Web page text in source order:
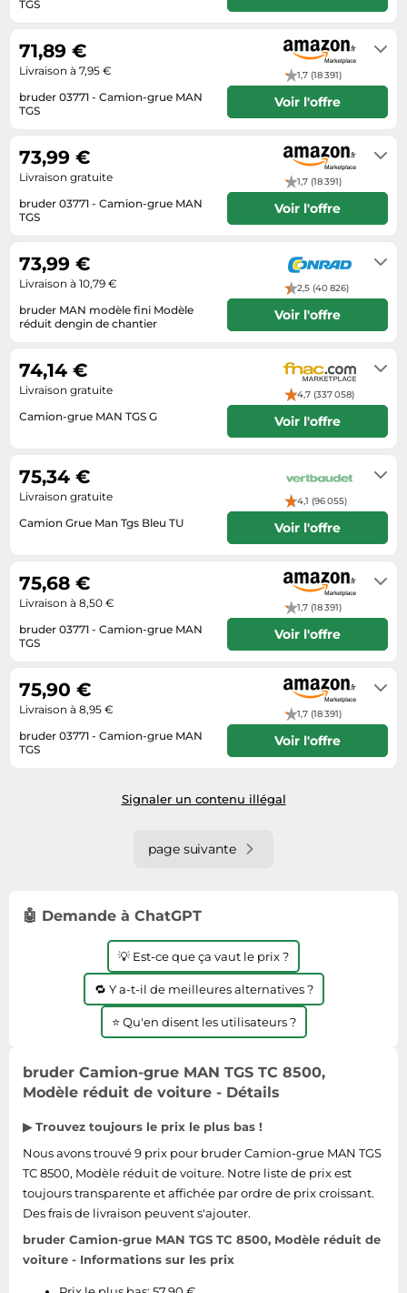
Techniques de mesure
Textiles de maison
Tondeuses
Tuyaux d'arrosage
Éclairage
Éviers
Informatique
Lave-linge
Machines à coudre
Montres connectées
Médias
Objectifs photo
Ordinateurs portables
Plaques de cuisson
Reflex numériques
Robots de cuisine
Smartphones
Sèche-linge
Tablettes tactiles
Téléphonie
Vélos
Vélos biking
Vêtements de sport
Équipement outdoor
TGS
bruder 03771 - Camion-grue MAN
TGS
1,7 (18 391)
71,89 €
Livraison à 7,95 €
Voir l'offre
bruder 03771 - Camion-grue MAN
TGS
1,7 (18 391)
73,99 €
Livraison gratuite
Voir l'offre
bruder MAN modèle fini Modèle
réduit dengin de chantier
2,5 (40 826)
73,99 €
Livraison à 10,79 €
Voir l'offre
Camion-grue MAN TGS G
4,7 (337 058)
74,14 €
Livraison gratuite
Voir l'offre
Camion Grue Man Tgs Bleu TU
4,1 (96 055)
75,34 €
Livraison gratuite
Voir l'offre
bruder 03771 - Camion-grue MAN
TGS
1,7 (18 391)
75,68 €
Livraison à 8,50 €
Voir l'offre
bruder 03771 - Camion-grue MAN
TGS
1,7 (18 391)
75,90 €
Livraison à 8,95 €
Voir l'offre
page suivante
Signaler un contenu illégal
🤖 Demande à ChatGPT
💡 Est-ce que ça vaut le prix ?
🔁 Y a-t-il de meilleures alternatives ?
⭐ Qu'en disent les utilisateurs ?
bruder Camion-grue MAN TGS TC 8500,
Modèle réduit de voiture - Détails
▶ Trouvez toujours le prix le plus bas !
Nous avons trouvé 9 prix pour bruder Camion-grue MAN TGS
TC 8500, Modèle réduit de voiture. Notre liste de prix est
toujours transparente et affichée par ordre de prix croissant.
Des frais de livraison peuvent s'ajouter.
bruder Camion-grue MAN TGS TC 8500, Modèle réduit de
voiture - Informations sur les prix